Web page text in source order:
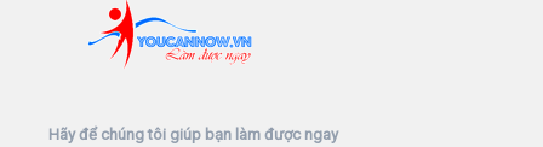
Hãy để chúng tôi giúp bạn làm được ngay